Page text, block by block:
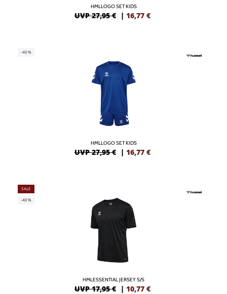
HMLLOGO SET KIDS
UVP 27,95 € | 16,77 €
-40%
HMLLOGO SET KIDS
UVP 27,95 € | 16,77 €
SALE
-40%
HMLESSENTIAL JERSEY S/S
UVP 17,95 € | 10,77 €